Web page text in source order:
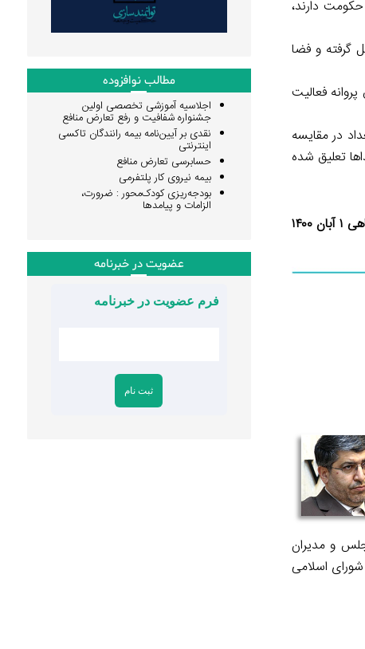
دارند،
گرفته و فضا
فعالیت
۲۱۰ نفر تایید شده که این تعداد در مقایسه
و پروانه اشتغال به‌کار ۲ نفر دیگر از کاندیداها تعلیق شده
و مدیران
اسلامی
مطالب نوافزوده
اجلاسیه آموزشی تخصصی اولین
جشنواره شفافیت و رفع تعارض منافع
نقدی بر آیین‌نامه بیمه رانندگان تاکسی
اینترنتی
حسابرسی تعارض منافع
بیمه نیروی کار پلتفرمی
بودجه‌ریزی کودک‌محور : ضرورت،
الزامات و پیامدها
عضویت در خبرنامه
فرم عضویت در خبرنامه